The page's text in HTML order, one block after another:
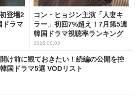
登場2
ドラマ
コン・ヒョジン主演「人妻キ
ラー」初回7%超え！7月第5週
韓国ドラマ視聴率ランキング
2026.08.03
け前に観ておきたい！続編の公開を控
国ドラマ5選 VODリスト